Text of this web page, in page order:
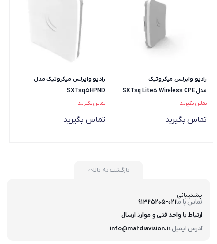
رادیو وایرلس میکروتیک
مدل SXTsq Lite5 Wireless CPE
تماس بگیرید
تماس بگیرید
رادیو وایرلس میکروتیک مدل
SXTsq5HPND
تماس بگیرید
تماس بگیرید
پشتیبانی
تماس با ما91325205-021
آدرس ایمیل:info@mahdiavision.ir
ارتباط با واحد فنی و موارد ارسال
بازگشت به بالا